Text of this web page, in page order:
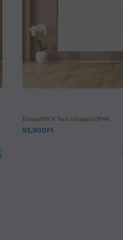
Ecosun 600 W basic infrapanel (IP44)
93,900Ft